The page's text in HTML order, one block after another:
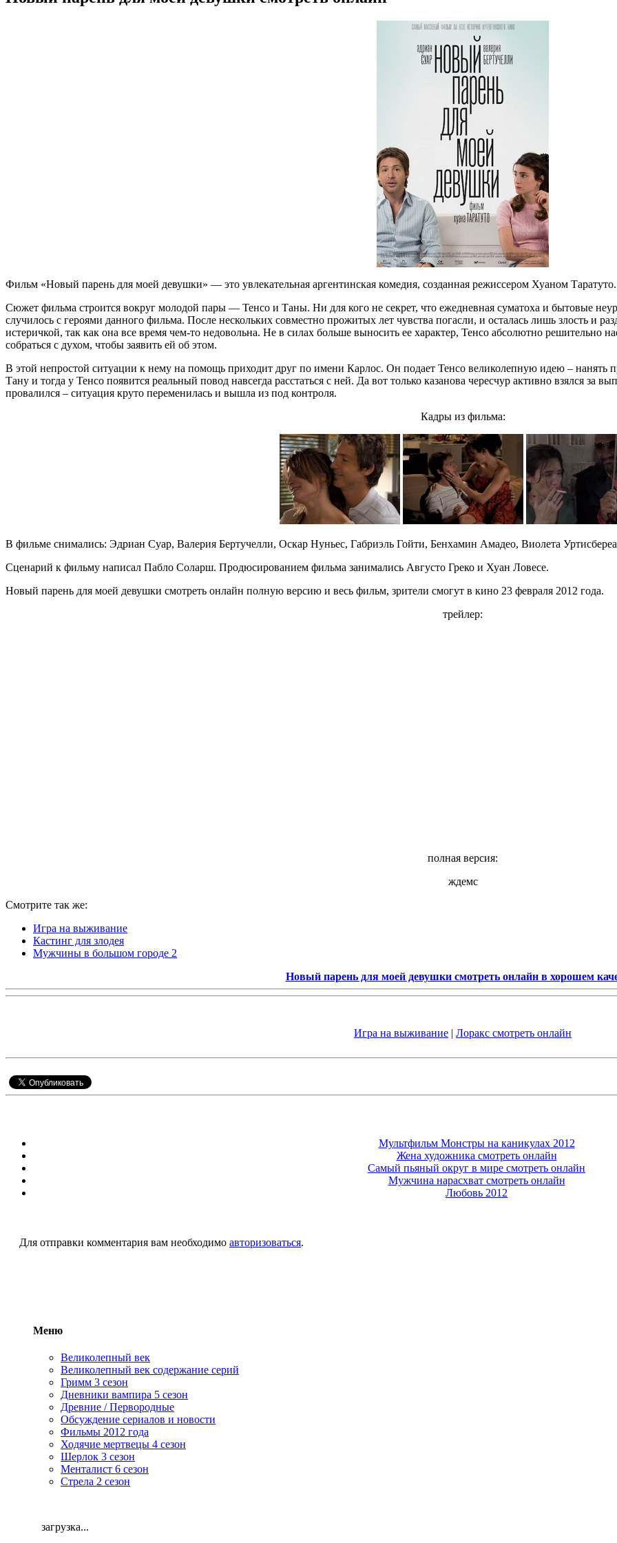
Фильм «Новый парень для моей девушки» — это увлекательная аргентинская комедия, созданная режиссером Хуаном Таратуто.
Сюжет фильма строится вокруг молодой пары — Тенсо и Таны. Ни для кого не секрет, что ежедневная суматоха и бытовые
случилось с героями данного фильма. После нескольких совместно прожитых лет чувства погасли, и осталась лишь злость и
истеричкой, так как она все время чем-то недовольна. Не в силах больше выносить ее характер, Тенсо абсолютно решительно
собраться с духом, чтобы заявить ей об этом.
В этой непростой ситуации к нему на помощь приходит друг по имени Карлос. Он подает Тенсо великолепную идею – нанять
Тану и тогда у Тенсо появится реальный повод навсегда расстаться с ней. Да вот только казанова чересчур активно взялся за
провалился – ситуация круто переменилась и вышла из под контроля.
Кадры из фильма:
В фильме снимались: Эдриан Суар, Валерия Бертучелли, Оскар Нуньес, Габриэль Гойти, Бенхамин Амадео, Виолета
Сценарий к фильму написал Пабло Соларш. Продюсированием фильма занимались Августо Греко и Хуан Ловесе.
Новый парень для моей девушки смотреть онлайн полную версию и весь фильм, зрители смогут в кино 23 февраля 2012 года.
трейлер:
полная версия:
ждемс
Смотрите так же:
Игра на выживание
Кастинг для злодея
Мужчины в большом городе 2
Новый парень для моей девушки смотреть онлайн в хорошем
Игра на выживание | Лоракс смотреть онлайн
Мультфильм Монстры на каникулах 2012
Жена художника смотреть онлайн
Самый пьяный округ в мире смотреть онлайн
Мужчина нарасхват смотреть онлайн
Любовь 2012
Для отправки комментария вам необходимо авторизоваться.
Меню
Великолепный век
Великолепный век содержание серий
Гримм 3 сезон
Дневники вампира 5 сезон
Древние / Первородные
Обсуждение сериалов и новости
Фильмы 2012 года
Ходячие мертвецы 4 сезон
Шерлок 3 сезон
Менталист 6 сезон
Стрела 2 сезон
загрузка...